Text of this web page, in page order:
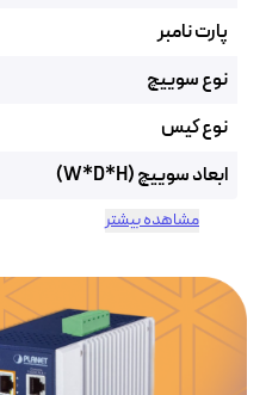
پارت نامبر
نوع سوییچ
نوع کیس
ابعاد سوییچ (W*D*H)
مشاهده بیشتر